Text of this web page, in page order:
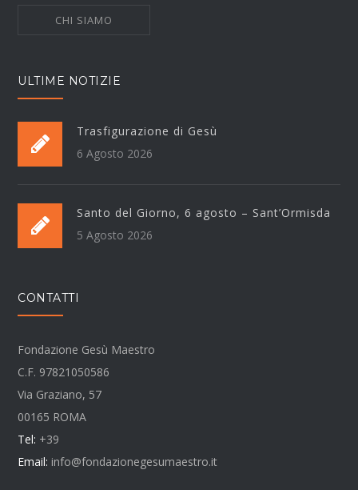
CHI SIAMO
ULTIME NOTIZIE
Trasfigurazione di Gesù
6 Agosto 2026
Santo del Giorno, 6 agosto – Sant’Ormisda
5 Agosto 2026
CONTATTI
Fondazione Gesù Maestro
C.F. 97821050586
Via Graziano, 57
00165 ROMA
Tel: +39
Email: info@fondazionegesumaestro.it